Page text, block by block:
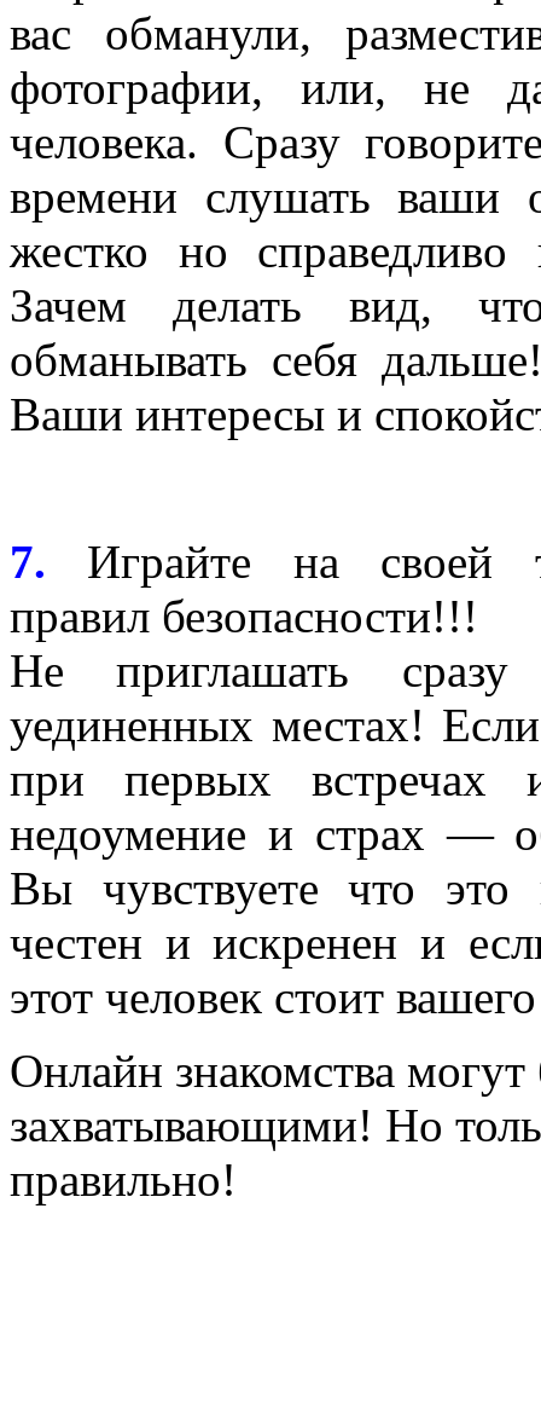
вас обманули,
фотографии, или, не
человека. Сразу
времени слушать ваши
жестко но
Зачем делать вид,
обманывать себя
Ваши интересы и
7.
Играйте на своей
правил безопасности!!!
Не приглашать
уединенных местах!
при первых встречах
недоумение и страх —
Вы чувствуете что это
честен и искренен и
этот человек стоит
Онлайн знакомства
захватывающими! Но
правильно!